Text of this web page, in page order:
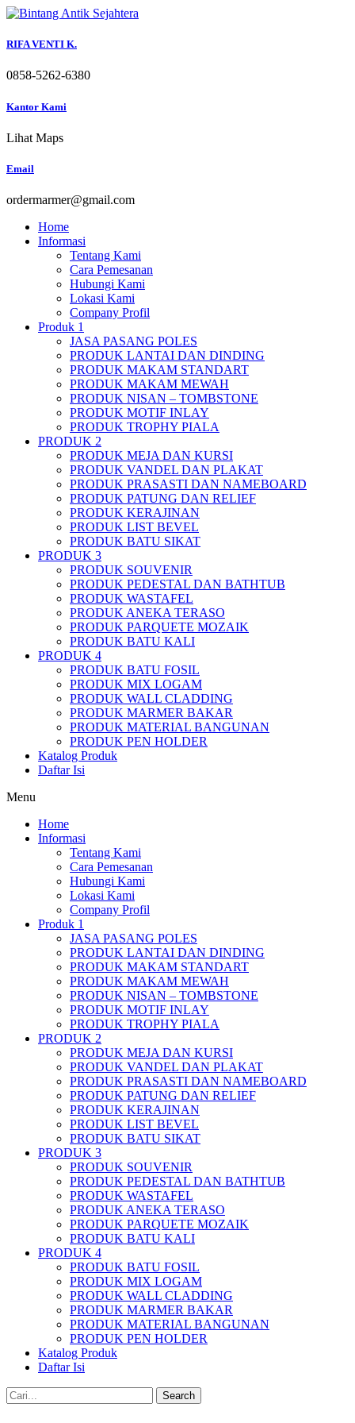
Skip
content
RIFA VENTI K.
0858-5262-6380
Kantor Kami
Lihat Maps
Email
ordermarmer@gmail.com
Home
Informasi
Tentang Kami
Cara Pemesanan
Hubungi Kami
Lokasi Kami
Company Profil
Produk 1
JASA PASANG POLES
PRODUK LANTAI DAN DINDING
PRODUK MAKAM STANDART
PRODUK MAKAM MEWAH
PRODUK NISAN – TOMBSTONE
PRODUK MOTIF INLAY
PRODUK TROPHY PIALA
PRODUK 2
PRODUK MEJA DAN KURSI
PRODUK VANDEL DAN PLAKAT
PRODUK PRASASTI DAN NAMEBOARD
PRODUK PATUNG DAN RELIEF
PRODUK KERAJINAN
PRODUK LIST BEVEL
PRODUK BATU SIKAT
PRODUK 3
PRODUK SOUVENIR
PRODUK PEDESTAL DAN BATHTUB
PRODUK WASTAFEL
PRODUK ANEKA TERASO
PRODUK PARQUETE MOZAIK
PRODUK BATU KALI
PRODUK 4
PRODUK BATU FOSIL
PRODUK MIX LOGAM
PRODUK WALL CLADDING
PRODUK MARMER BAKAR
PRODUK MATERIAL BANGUNAN
PRODUK PEN HOLDER
Katalog Produk
Daftar Isi
Menu
Home
Informasi
Tentang Kami
Cara Pemesanan
Hubungi Kami
Lokasi Kami
Company Profil
Produk 1
JASA PASANG POLES
PRODUK LANTAI DAN DINDING
PRODUK MAKAM STANDART
PRODUK MAKAM MEWAH
PRODUK NISAN – TOMBSTONE
PRODUK MOTIF INLAY
PRODUK TROPHY PIALA
PRODUK 2
PRODUK MEJA DAN KURSI
PRODUK VANDEL DAN PLAKAT
PRODUK PRASASTI DAN NAMEBOARD
PRODUK PATUNG DAN RELIEF
PRODUK KERAJINAN
PRODUK LIST BEVEL
PRODUK BATU SIKAT
PRODUK 3
PRODUK SOUVENIR
PRODUK PEDESTAL DAN BATHTUB
PRODUK WASTAFEL
PRODUK ANEKA TERASO
PRODUK PARQUETE MOZAIK
PRODUK BATU KALI
PRODUK 4
PRODUK BATU FOSIL
PRODUK MIX LOGAM
PRODUK WALL CLADDING
PRODUK MARMER BAKAR
PRODUK MATERIAL BANGUNAN
PRODUK PEN HOLDER
Katalog Produk
Daftar Isi
Search